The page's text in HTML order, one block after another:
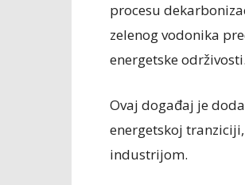
procesu
zelenog vodonika
energetske održivosti.
Ovaj događaj je
energetskoj
industrijom.